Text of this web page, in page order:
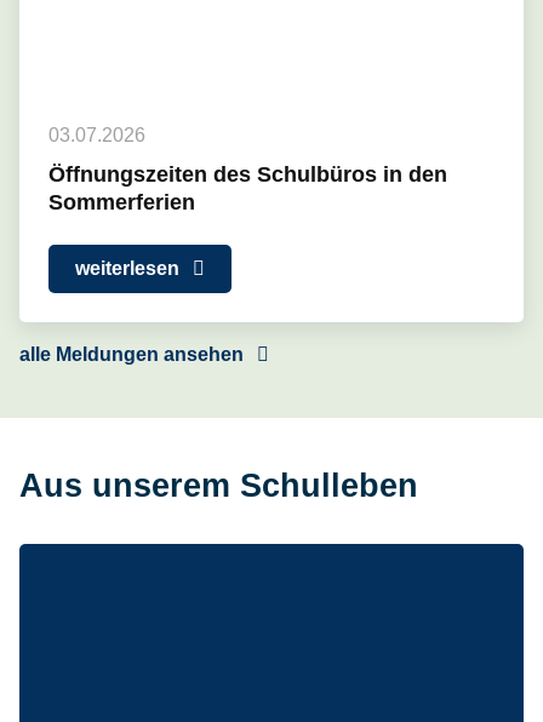
03.07.2026
Öffnungszeiten des Schulbüros in den
Sommerferien
weiterlesen
alle Meldungen ansehen
Aus unserem Schulleben